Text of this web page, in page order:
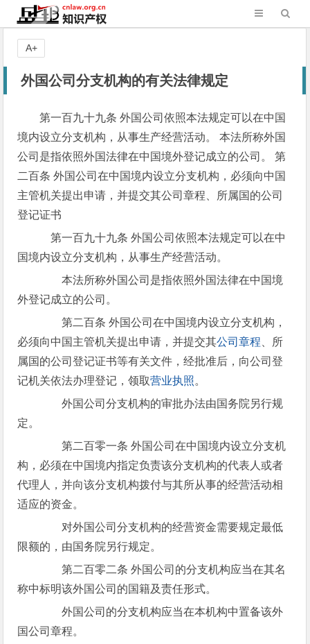
外国公司分支机构的有关法律规定
第一百九十九条 外国公司依照本法规定可以在中国
境内设立分支机构，从事生产经营活动。 本法所称外国
公司是指依照外国法律在中国境外登记成立的公司。 第
二百条 外国公司在中国境内设立分支机构，必须向中国
主管机关提出申请，并提交其公司章程、所属国的公司
登记证书
第一百九十九条 外国公司依照本法规定可以在中
国境内设立分支机构，从事生产经营活动。
本法所称外国公司是指依照外国法律在中国境
外登记成立的公司。
第二百条 外国公司在中国境内设立分支机构，
必须向中国主管机关提出申请，并提交其公司章程 、所
属国的公司登记证书等有关文件，经批准后，向公司登
记机关依法办理登记，领取营业执照。
外国公司分支机构的审批办法由国务院另行规
定。
第二百零一条 外国公司在中国境内设立分支机
构，必须在中国境内指定负责该分支机构的代表人或者
代理人，并向该分支机构拨付与其所从事的经营活动相
适应的资金。
对外国公司分支机构的经营资金需要规定最低
限额的，由国务院另行规定。
第二百零二条 外国公司的分支机构应当在其名
称中标明该外国公司的国籍及责任形式。
外国公司的分支机构应当在本机构中置备该外
国公司章程。
A+